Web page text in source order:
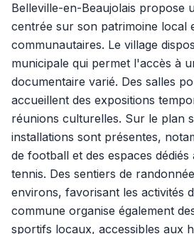
Belleville-en-Beaujolais propose
centrée sur son patrimoine local
communautaires. Le village
municipale qui permet l'accès à
documentaire varié. Des salles
accueillent des expositions
réunions culturelles. Sur le plan
installations sont présentes,
de football et des espaces
tennis. Des sentiers de
environs, favorisant les activités
commune organise également
sportifs locaux, accessibles aux